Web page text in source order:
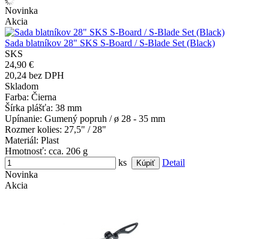
Novinka
Akcia
Sada blatníkov 28" SKS S-Board / S-Blade Set (Black)
SKS
24,90 €
20,24 bez DPH
Skladom
Farba: Čierna
Šírka plášťa: 38 mm
Upínanie: Gumený popruh / ø 28 - 35 mm
Rozmer kolies: 27,5" / 28"
Materiál: Plast
Hmotnosť: cca. 206 g
ks
Detail
Novinka
Akcia